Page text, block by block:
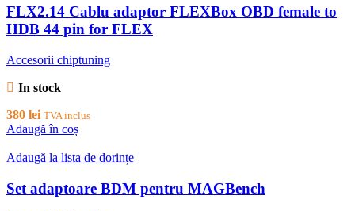
FLX2.14 Cablu adaptor FLEXBox OBD female to
HDB 44 pin for FLEX
Accesorii chiptuning
In stock
380 lei TVA inclus
Adaugă în coș
Adaugă la lista de dorințe
Set adaptoare BDM pentru MAGBench